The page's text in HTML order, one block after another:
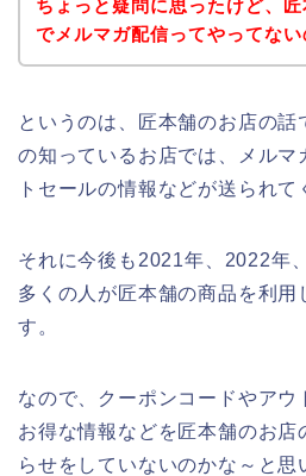
ちょっと疑問に思ったけど、
でメルマガ配信ってやってない
というのは、匠本舗のお店の話
の知っているお店では、メルマ
トセールの情報などが送られて
それに今後も2021年、2022年
多くの人が匠本舗の商品を利用
す。
なので、クーポンコードやアウ
お得な情報などを匠本舗のお店
らせをしていないのかな～と思